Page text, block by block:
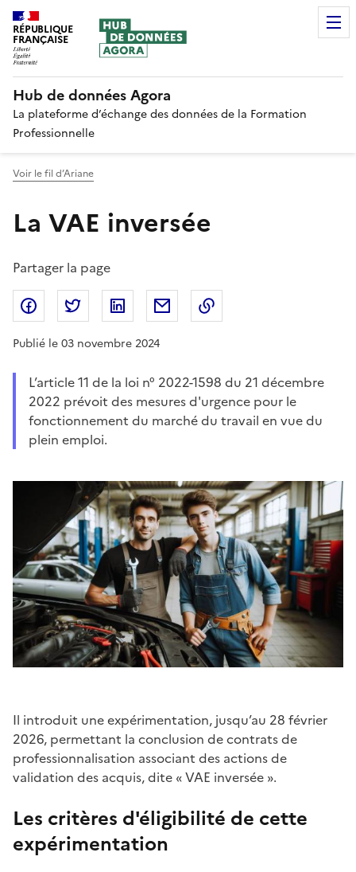
RÉPUBLIQUE
FRANÇAISE
Hub de données Agora
La plateforme d’échange des données de la Formation
Professionnelle
Voir le fil d’Ariane
La VAE inversée
Partager la page
Partager sur Facebook
Partager sur Twitter
Partager sur LinkedIn
Partager par email
Publié le 03 novembre 2024
L’article 11 de la loi n° 2022-1598 du 21 décembre
2022 prévoit des mesures d'urgence pour le
fonctionnement du marché du travail en vue du
plein emploi.
Il introduit une expérimentation, jusqu’au 28 février
2026, permettant la conclusion de contrats de
professionnalisation associant des actions de
validation des acquis, dite « VAE inversée ».
Les critères d'éligibilité de cette
expérimentation